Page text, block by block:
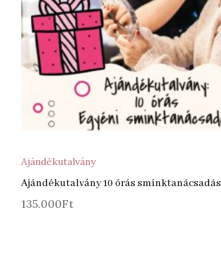
KOSÁRBA TESZEM
Ajándékutalvány
Ajándékutalvány 10 órás sminktanácsadás
135.000Ft